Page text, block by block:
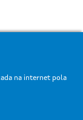
na internet pola